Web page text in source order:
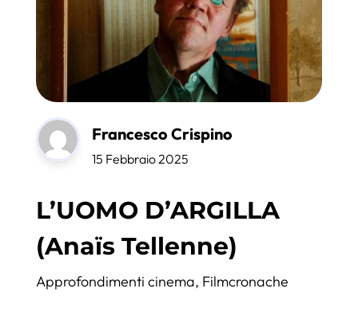
Francesco Crispino
15 Febbraio 2025
L’UOMO D’ARGILLA
(Anaïs Tellenne)
Approfondimenti cinema, Filmcronache